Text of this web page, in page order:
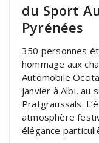
du Sport
Pyrénées
350 personnes
hommage aux
Automobile
janvier à Albi, au
Pratgraussals.
atmosphère
élégance